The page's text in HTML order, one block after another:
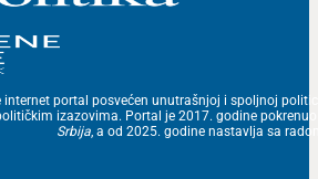
internet portal posvećen unutrašnjoj i spoljnoj
izazovima. Portal je 2017. godine
Srbija , a od 2025. godine nastavlja sa